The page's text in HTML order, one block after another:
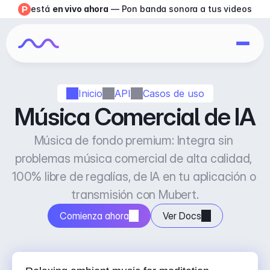
Inicio API Casos de uso
Música Comercial de IA
Música de fondo premium: Integra sin
problemas música comercial de alta calidad,
100% libre de regalías, de IA en tu aplicación o
transmisión con Mubert.
Comienza ahora Ver Docs
está en vivo ahora — Pon banda sonora a tus videos